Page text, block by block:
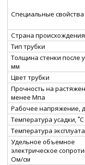
Специальные свойства
Страна происхождения
Тип трубки
Толщина стенки после
мм
Цвет трубки
Прочность на
менее Мпа
Рабочее напряжение,
Температура усадки, ˚С
Температура
Удельное объемное
электрическое
Ом/см